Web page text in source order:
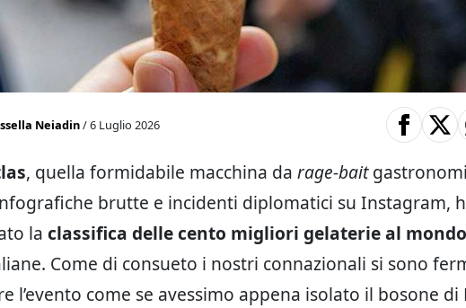
Neiadin/ 6 Luglio 2026
, quella formidabile macchina da rage-bait
brutte e incidenti diplomatici su Instagram,
la classifica delle cento migliori gelaterie al
Come di consueto i nostri connazionali si sono
l’evento come se avessimo appena isolato il bosone di